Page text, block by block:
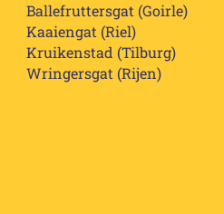
Ballefruttersgat (Goirle)
Kaaiengat (Riel)
Kruikenstad (Tilburg)
Wringersgat (Rijen)